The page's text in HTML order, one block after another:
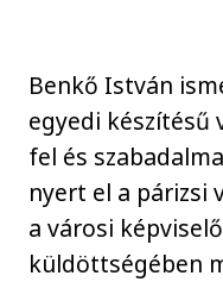
Benkő István
egyedi
fel és
nyert el a párizsi
a városi
küldöttségében